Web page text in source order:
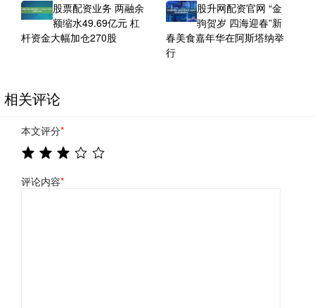
股票配资业务 两融余
额缩水49.69亿元 杠
杆资金大幅加仓270股
股升网配资官网 “金
驹贺岁 四海迎春”新
春美食嘉年华在阿斯塔纳举
行
相关评论
本文评分*
评论内容*